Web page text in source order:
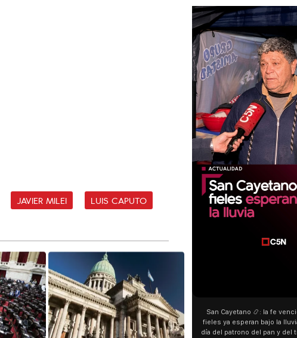
JAVIER MILEI LUIS CAPUTO
San Cayetano 📿: la fe venció al agua y los
fieles ya esperan bajo la lluvia ➡️ A horas del
día del patrono del pan y del trabajo, miles de